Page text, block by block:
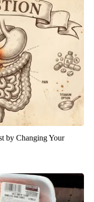
by Changing Your